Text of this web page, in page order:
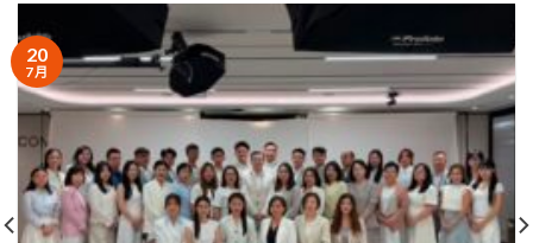
20
7 月